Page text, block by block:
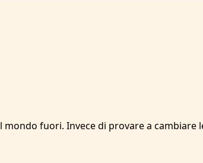
fuori. Invece di provare a cambiare